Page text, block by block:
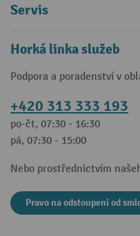
Servis
Horká linka služeb
Podpora a poradenství v
+420 313 333 193
po-čt, 07:30 - 16:30
pá, 07:30 - 15:00
Nebo prostřednictvím
Pravo na odstoupeni od